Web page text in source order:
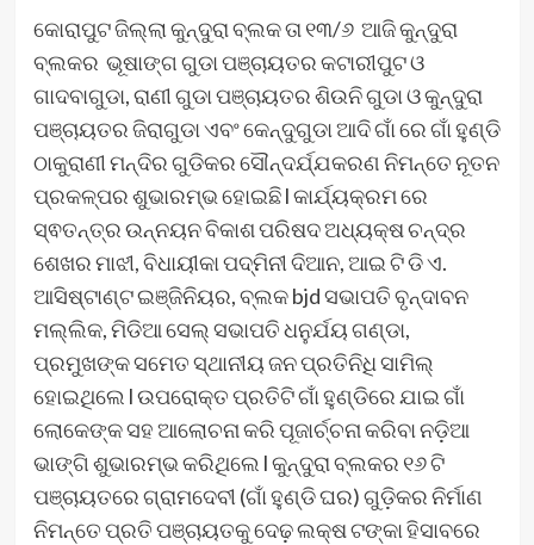
କୋରାପୁଟ ଜିଲ୍ଲା କୁନ୍ଦୁରା ବ୍ଲକ ତା ୧୩/୬ ଆଜି କୁନ୍ଦୁରା
ବ୍ଲକର ଭୂଷାଙ୍ଗ ଗୁଡା ପଞ୍ଚାୟତର କଟାରୀପୁଟ ଓ
ଗାଦବାଗୁଡା, ରାଣୀ ଗୁଡା ପଞ୍ଚାୟତର ଶିଉନି ଗୁଡା ଓ କୁନ୍ଦୁରା
ପଞ୍ଚାୟତର ଜିରାଗୁଡା ଏବଂ କେନ୍ଦୁଗୁଡା ଆଦି ଗାଁ ରେ ଗାଁ ହୁଣ୍ଡି
ଠାକୁରାଣୀ ମନ୍ଦିର ଗୁଡିକର ସୌନ୍ଦର୍ଯ୍ଯକରଣ ନିମନ୍ତେ ନୂତନ
ପ୍ରକଳ୍ପର ଶୁଭାରମ୍ଭ ହୋଇଛି l କାର୍ଯ୍ୟକ୍ରମ ରେ
ସ୍ଵତନ୍ତ୍ର ଉନ୍ନୟନ ବିକାଶ ପରିଷଦ ଅଧ୍ୟକ୍ଷ ଚନ୍ଦ୍ର
ଶେଖର ମାଝୀ, ବିଧାୟୀକା ପଦ୍ମିନୀ ଦିଆନ, ଆଇ ଟି ଡି ଏ.
ଆସିଷ୍ଟାଣ୍ଟ ଇଞ୍ଜିନିୟର, ବ୍ଲକ bjd ସଭାପତି ବୃନ୍ଦାବନ
ମଲ୍ଲିକ, ମିଡିଆ ସେଲ୍ ସଭାପତି ଧନୁର୍ଯୟ ଗଣ୍ଡା,
ପ୍ରମୁଖଙ୍କ ସମେତ ସ୍ଥାନୀୟ ଜନ ପ୍ରତିନିଧି ସାମିଲ୍
ହୋଇଥିଲେ l ଉପରୋକ୍ତ ପ୍ରତିଟି ଗାଁ ହୁଣ୍ଡିରେ ଯାଇ ଗାଁ
ଲୋକେଙ୍କ ସହ ଆଲୋଚନା କରି ପୂଜାର୍ଚ୍ଚନା କରିବା ନଡ଼ିଆ
ଭାଙ୍ଗି ଶୁଭାରମ୍ଭ କରିଥିଲେ l କୁନ୍ଦୁରା ବ୍ଲକର ୧୬ ଟି
ପଞ୍ଚାୟତରେ ଗ୍ରାମଦେବୀ (ଗାଁ ହୁଣ୍ଡି ଘର) ଗୁଡ଼ିକର ନିର୍ମାଣ
ନିମନ୍ତେ ପ୍ରତି ପଞ୍ଚାୟତକୁ ଦେଢ଼ ଲକ୍ଷ ଟଙ୍କା ହିସାବରେ